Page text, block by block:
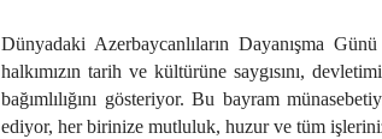
Dünyadaki Azerbaycanlıların Dayanışma
halkımızın tarih ve kültürüne saygısını,
bağımlılığını gösteriyor. Bu bayram
ediyor, her birinize mutluluk, huzur ve tüm